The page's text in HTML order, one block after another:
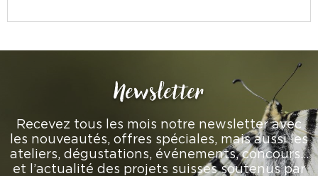
Newsletter
Recevez tous les mois notre newsletter avec
les nouveautés, offres spéciales, mais aussi les
ateliers, dégustations, événements, concours…
et l’actualité des projets suisses soutenus par